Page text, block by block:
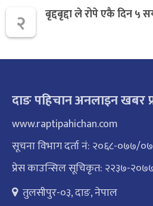
२ बृद्दबृद्दा ले रोपे एकै दिन ५
दाङ पहिचान अनलाइन खबर
www.raptipahichan.com
सूचना विभाग दर्ता नं: २०६८-०७७/
प्रेस काउन्सिल सूचिकृत: २२३७-
तुलसीपुर-०३, दाङ, नेपाल